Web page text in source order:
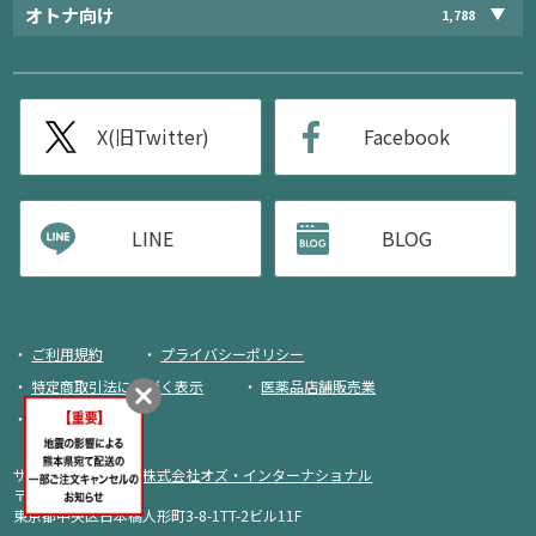
オトナ向け 1,788
X(旧Twitter) Facebook
LINE BLOG
ご利用規約
プライバシーポリシー
特定商取引法に基づく表示
医薬品店舗販売業
荷物追跡
サイト運営・企画： 株式会社オズ・インターナショナル
〒103-0013
東京都中央区日本橋人形町3-8-1TT-2ビル11F